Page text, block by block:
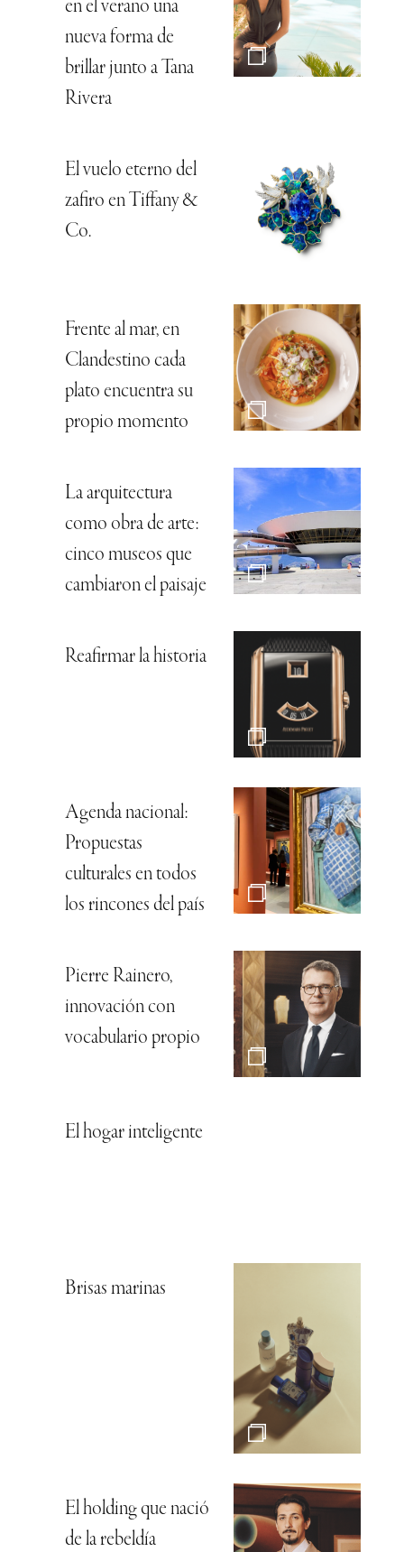
en el verano una
nueva forma de
brillar junto a Tana
Rivera
El vuelo eterno del
zafiro en Tiffany &
Co.
Frente al mar, en
Clandestino cada
plato encuentra su
propio momento
La arquitectura
como obra de arte:
cinco museos que
cambiaron el paisaje
Reafirmar la historia
Agenda nacional:
Propuestas
culturales en todos
los rincones del país
Pierre Rainero,
innovación con
vocabulario propio
El hogar inteligente
Brisas marinas
El holding que nació
de la rebeldía